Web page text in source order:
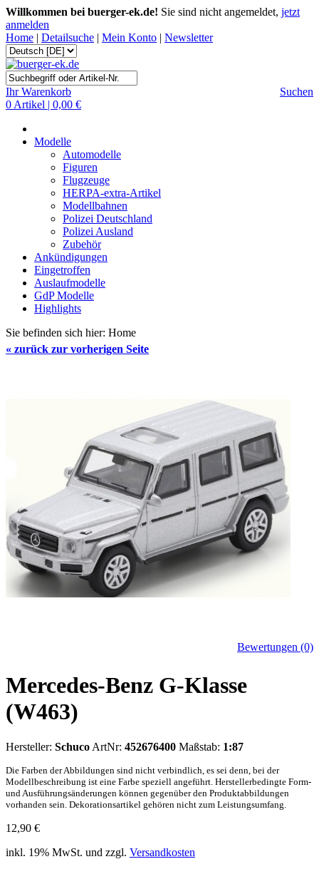
Willkommen bei buerger-ek.de! Sie sind nicht angemeldet, jetzt
anmelden
Home | Detailsuche | Mein Konto | Newsletter
Suchen
Ihr Warenkorb
0 Artikel | 0,00 €
Modelle
Automodelle
Figuren
Flugzeuge
HERPA-extra-Artikel
Modellbahnen
Polizei Deutschland
Polizei Ausland
Zubehör
Ankündigungen
Eingetroffen
Auslaufmodelle
GdP Modelle
Highlights
Sie befinden sich hier: Home
« zurück zur vorherigen Seite
Bewertungen (0)
Mercedes-Benz G-Klasse
(W463)
Hersteller: Schuco ArtNr: 452676400 Maßstab: 1:87
Die Farben der Abbildungen sind nicht verbindlich, es sei denn, bei der
Modellbeschreibung ist eine Farbe speziell angeführt. Herstellerbedingte Form-
und Ausführungsänderungen können gegenüber den Produktabbildungen
vorhanden sein. Dekorationsartikel gehören nicht zum Leistungsumfang.
12,90 €
inkl. 19% MwSt. und zzgl. Versandkosten